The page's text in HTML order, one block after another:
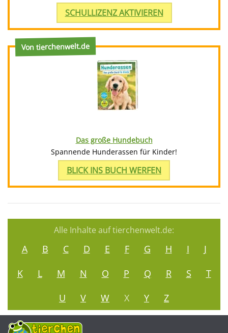
SCHULLIZENZ AKTIVIEREN
Von tierchenwelt.de
Das große Hundebuch
Spannende Hunderassen für Kinder!
BLICK INS BUCH WERFEN
Alle Inhalte auf tierchenwelt.de:
A B C D E F G H I
J
K
L M N O P Q R S
T
U
V W X Y Z